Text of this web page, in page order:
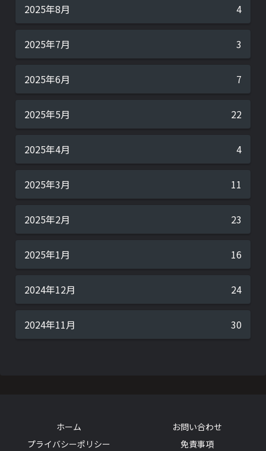
2025年8月 4
2025年7月 3
2025年6月 7
2025年5月 22
2025年4月 4
2025年3月 11
2025年2月 23
2025年1月 16
2024年12月 24
2024年11月 30
ホーム
お問い合わせ
プライバシーポリシー
免責事項